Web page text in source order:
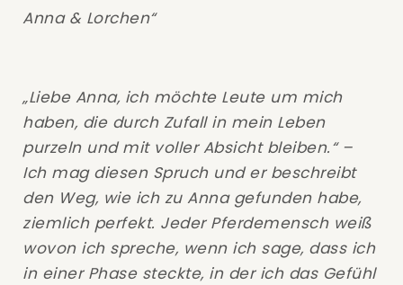
Anna & Lorchen“
„Liebe Anna, ich möchte Leute um mich
haben, die durch Zufall in mein Leben
purzeln und mit voller Absicht bleiben.“ –
Ich mag diesen Spruch und er beschreibt
den Weg, wie ich zu Anna gefunden habe,
ziemlich perfekt. Jeder Pferdemensch weiß
wovon ich spreche, wenn ich sage, dass ich
in einer Phase steckte, in der ich das Gefühl